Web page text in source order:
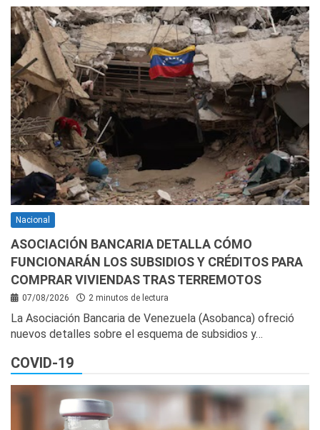
Nacional
ASOCIACIÓN BANCARIA DETALLA CÓMO
FUNCIONARÁN LOS SUBSIDIOS Y CRÉDITOS PARA
COMPRAR VIVIENDAS TRAS TERREMOTOS
07/08/2026 2 minutos de lectura
La Asociación Bancaria de Venezuela (Asobanca) ofreció
nuevos detalles sobre el esquema de subsidios y…
COVID-19